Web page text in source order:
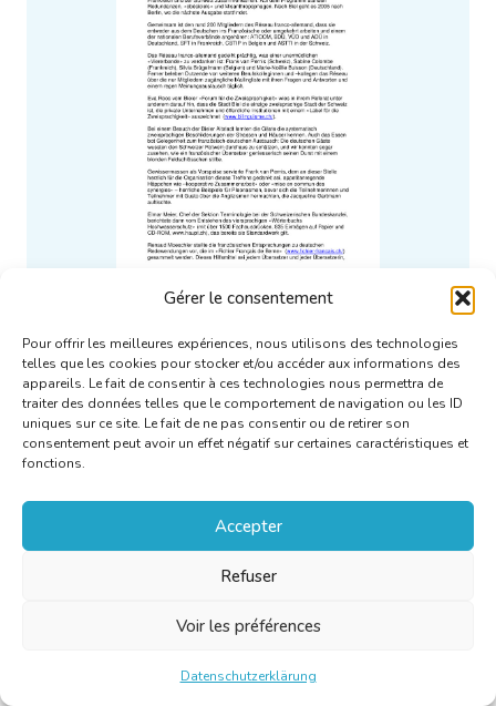
Gérer le consentement
Pour offrir les meilleures expériences, nous utilisons des technologies
telles que les cookies pour stocker et/ou accéder aux informations des
appareils. Le fait de consentir à ces technologies nous permettra de
traiter des données telles que le comportement de navigation ou les ID
uniques sur ce site. Le fait de ne pas consentir ou de retirer son
consentement peut avoir un effet négatif sur certaines caractéristiques et
fonctions.
Accepter
Refuser
Voir les préférences
Datenschutzerklärung
Rapport de la rencontre 2004
du Réseau franco-allemand
(Biel, CH)